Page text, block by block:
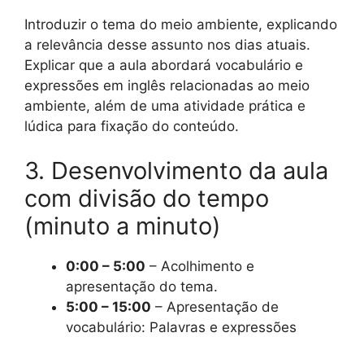
Introduzir o tema do meio ambiente, explicando
a relevância desse assunto nos dias atuais.
Explicar que a aula abordará vocabulário e
expressões em inglês relacionadas ao meio
ambiente, além de uma atividade prática e
lúdica para fixação do conteúdo.
3. Desenvolvimento da aula
com divisão do tempo
(minuto a minuto)
0:00 – 5:00 – Acolhimento e
apresentação do tema.
5:00 – 15:00 – Apresentação de
vocabulário: Palavras e expressões